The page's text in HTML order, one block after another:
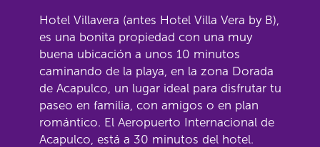
Hotel Villavera (antes Hotel Villa Vera by B),
es una bonita propiedad con una muy
buena ubicación a unos 10 minutos
caminando de la playa, en la zona Dorada
de Acapulco, un lugar ideal para disfrutar tu
paseo en familia, con amigos o en plan
romántico. El Aeropuerto Internacional de
Acapulco, está a 30 minutos del hotel.